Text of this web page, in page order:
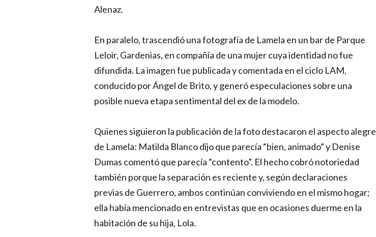
Alenaz.
En paralelo, trascendió una fotografía de Lamela en un bar de Parque
Leloir, Gardenias, en compañía de una mujer cuya identidad no fue
difundida. La imagen fue publicada y comentada en el ciclo LAM,
conducido por Ángel de Brito, y generó especulaciones sobre una
posible nueva etapa sentimental del ex de la modelo.
Quienes siguieron la publicación de la foto destacaron el aspecto alegre
de Lamela: Matilda Blanco dijo que parecía “bien, animado” y Denise
Dumas comentó que parecía “contento”. El hecho cobró notoriedad
también porque la separación es reciente y, según declaraciones
previas de Guerrero, ambos continúan conviviendo en el mismo hogar;
ella había mencionado en entrevistas que en ocasiones duerme en la
habitación de su hija, Lola.